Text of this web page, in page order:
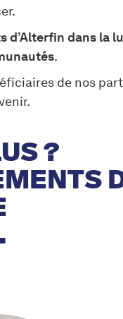
d’Alterfin dans la
.
de nos
?